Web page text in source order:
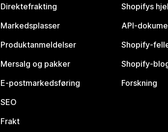
Direktefrakting
Markedsplasser
Produktanmeldelser
Mersalg og pakker
E-postmarkedsføring
SEO
Frakt
Shopifys
API-
Shopify-
Shopify-
Forskning